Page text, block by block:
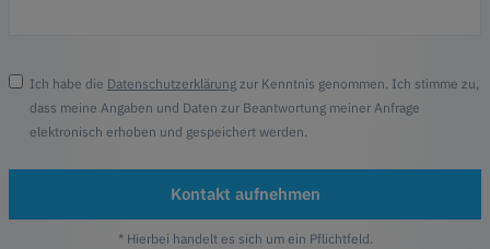
Ich habe die Datenschutzerklärungzur Kenntnis genommen. Ich stimme zu,
dass meine Angaben und Daten zur Beantwortung meiner Anfrage
elektronisch erhoben und gespeichert werden.
Kontakt aufnehmen
* Hierbei handelt es sich um ein Pflichtfeld.